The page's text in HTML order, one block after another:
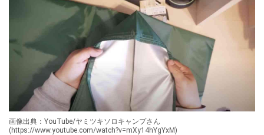
画像出典：YouTube/ヤミツキソロキャンプさん
(https://www.youtube.com/watch?v=mXy14hYgYxM)